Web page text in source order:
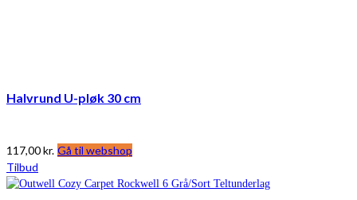
Halvrund U-pløk 30 cm
117,00kr. Gå til webshop
Tilbud